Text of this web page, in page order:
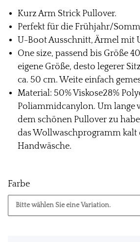
Kurz Arm Strick Pullover.
Perfekt für die Frühjahr/
U-Boot Ausschnitt, Ärmel mit
One size, passend bis Größe
eigene Größe, desto legerer
ca. 50 cm. Weite einfach
Material: 50% Viskose28%
Poliammidcanylon. Um lange
dem schönen Pullover zu
das Wollwaschprogramm kalt
Handwäsche.
Farbe
Bitte wählen Sie eine Variation.